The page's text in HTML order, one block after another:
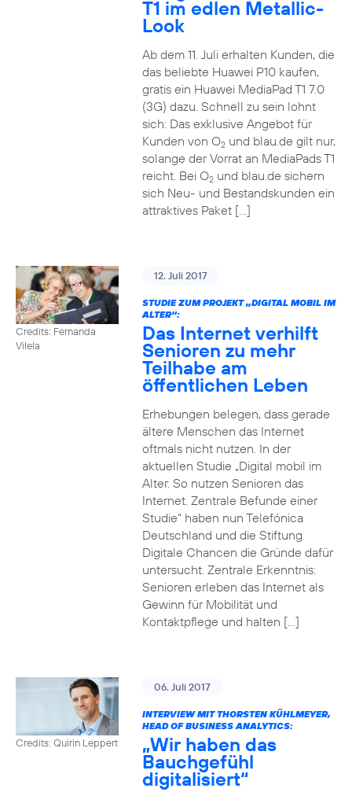
T1 im edlen Metallic-
Look
Ab dem 11. Juli erhalten Kunden, die
das beliebte Huawei P10 kaufen,
gratis ein Huawei MediaPad T1 7.0
(3G) dazu. Schnell zu sein lohnt
sich: Das exklusive Angebot für
Kunden von O2und blau.de gilt nur,
solange der Vorrat an MediaPads T1
reicht. Bei O2und blau.de sichern
sich Neu- und Bestandskunden ein
attraktives Paket […]
Credits: Fernanda
Vilela
12. Juli 2017
STUDIE ZUM PROJEKT „DIGITAL MOBIL IM
ALTER“:
Das Internet verhilft
Senioren zu mehr
Teilhabe am
öffentlichen Leben
Erhebungen belegen, dass gerade
ältere Menschen das Internet
oftmals nicht nutzen. In der
aktuellen Studie „Digital mobil im
Alter. So nutzen Senioren das
Internet. Zentrale Befunde einer
Studie“ haben nun Telefónica
Deutschland und die Stiftung
Digitale Chancen die Gründe dafür
untersucht. Zentrale Erkenntnis:
Senioren erleben das Internet als
Gewinn für Mobilität und
Kontaktpflege und halten […]
Credits: Quirin Leppert
06. Juli 2017
INTERVIEW MIT THORSTEN KÜHLMEYER,
HEAD OF BUSINESS ANALYTICS:
„Wir haben das
Bauchgefühl
digitalisiert“